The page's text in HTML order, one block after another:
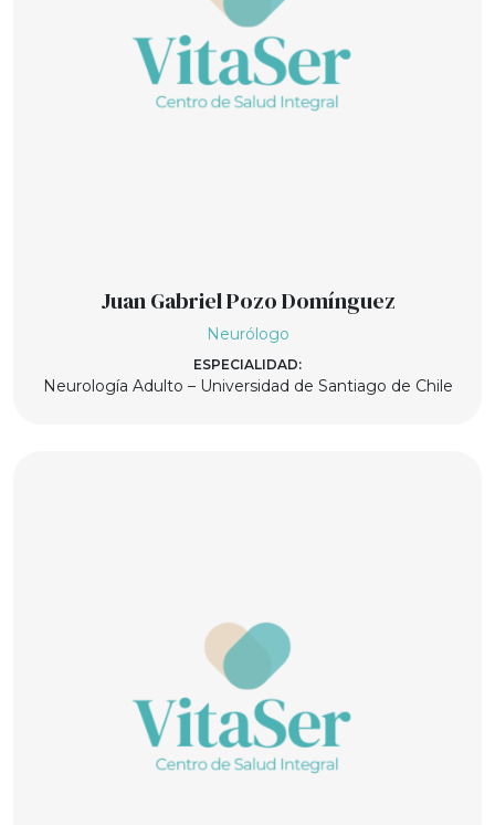
Juan Gabriel Pozo Domínguez
Neurólogo
ESPECIALIDAD:
Neurología Adulto – Universidad de Santiago de Chile